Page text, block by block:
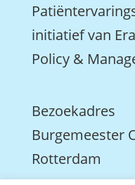
initiatief van
Policy &
Bezoekadres
Burgemeester
Rotterdam